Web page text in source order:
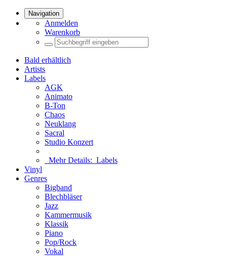
Navigation
Anmelden
Warenkorb
Bald erhältlich
Artists
Labels
AGK
Animato
B-Ton
Chaos
Neuklang
Sacral
Studio Konzert
Mehr Details: Labels
Vinyl
Genres
Bigband
Blechbläser
Jazz
Kammermusik
Klassik
Piano
Pop/Rock
Vokal